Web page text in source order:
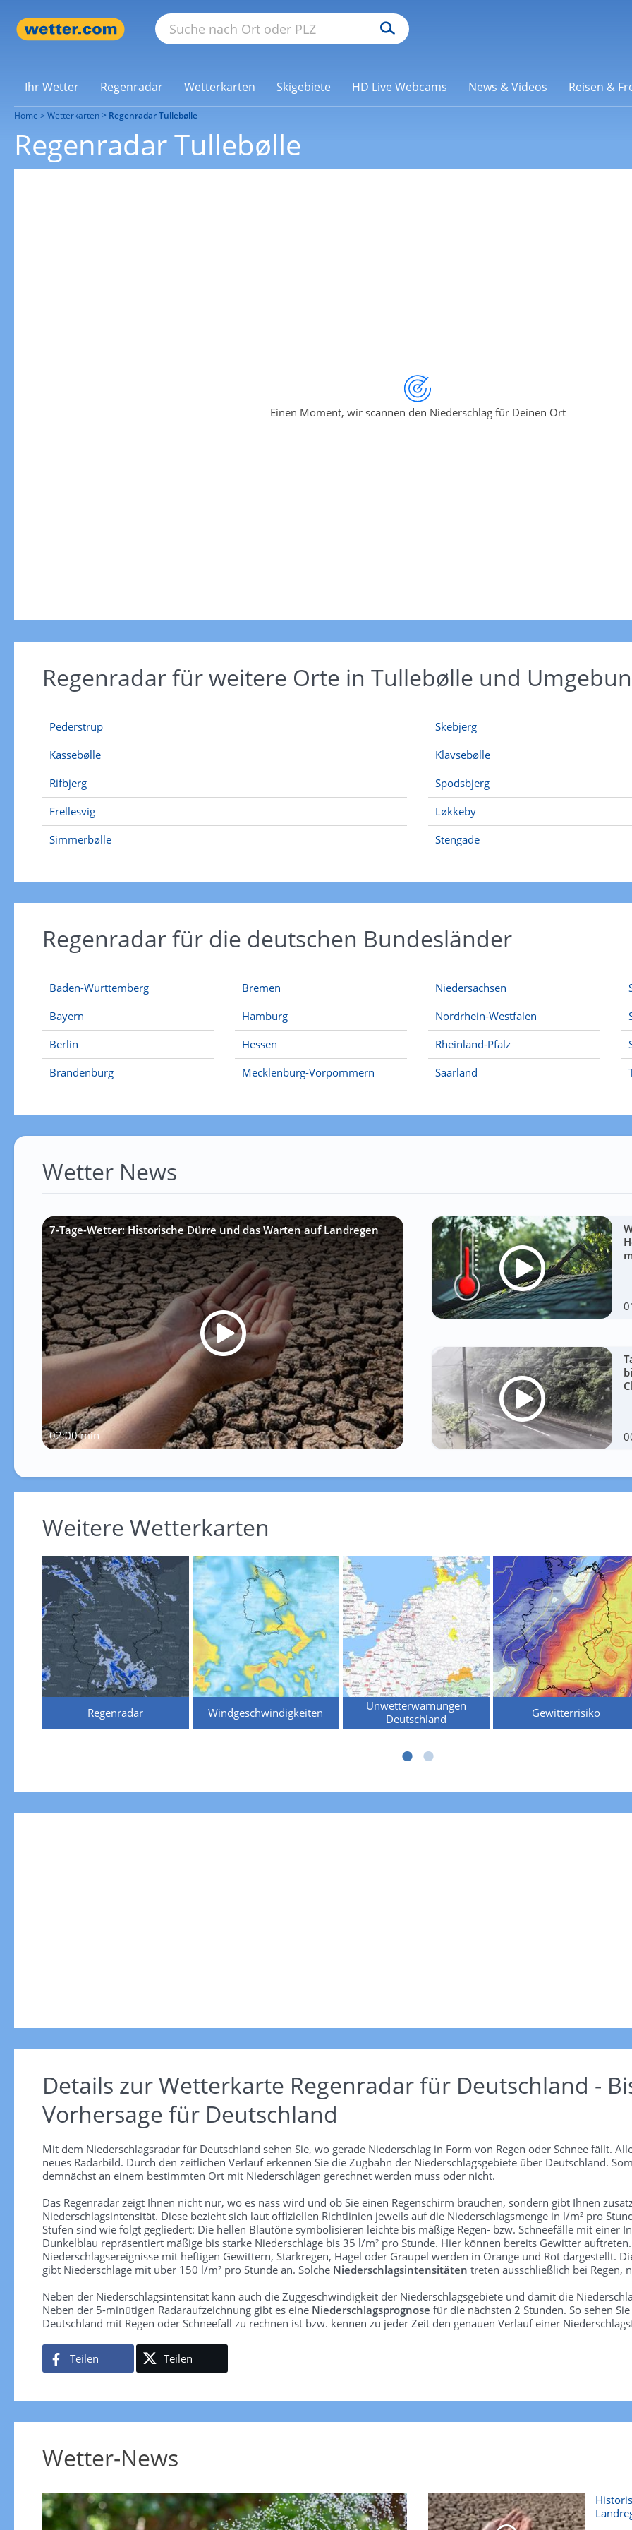
Ihr Wetter Regenradar Wetterkarten Skigebiete HD Live Webcams News & Videos Reisen &
Home Wetterkarten Regenradar Tullebølle
Regenradar Tullebølle
Einen Moment, wir scannen den Niederschlag für Deinen Ort
Regenradar für weitere Orte in Tullebølle und
Pederstrup
Kassebølle
Rifbjerg
Frellesvig
Simmerbølle
Skebjerg
Klavsebølle
Spodsbjerg
Løkkeby
Stengade
Regenradar für die deutschen Bundesländer
Baden-Württemberg
Bayern
Berlin
Brandenburg
Bremen
Hamburg
Hessen
Mecklenburg-Vorpommern
Niedersachsen
Nordrhein-Westfalen
Rheinland-Pfalz
Saarland
Wetter News
7-Tage-Wetter: Historische Dürre und das Warten auf Landregen
02:00 min
Weitere Wetterkarten
Regenradar Windgeschwindigkeiten
Unwetterwarnungen
Deutschland
Gewitterrisiko
Details zur Wetterkarte Regenradar für Deutschland -
Vorhersage für Deutschland
Mit dem Niederschlagsradar für Deutschland sehen Sie, wo gerade Niederschlag in Form von Regen oder Schnee fällt.
neues Radarbild. Durch den zeitlichen Verlauf erkennen Sie die Zugbahn der Niederschlagsgebiete über Deutschland.
demnächst an einem bestimmten Ort mit Niederschlägen gerechnet werden muss oder nicht.
Das Regenradar zeigt Ihnen nicht nur, wo es nass wird und ob Sie einen Regenschirm brauchen, sondern gibt Ihnen
Niederschlagsintensität. Diese bezieht sich laut offiziellen Richtlinien jeweils auf die Niederschlagsmenge in l/m² pro
Stufen sind wie folgt gegliedert: Die hellen Blautöne symbolisieren leichte bis mäßige Regen- bzw. Schneefälle mit einer
Dunkelblau repräsentiert mäßige bis starke Niederschläge bis 35 l/m² pro Stunde. Hier können bereits Gewitter
Niederschlagsereignisse mit heftigen Gewittern, Starkregen, Hagel oder Graupel werden in Orange und Rot dargestellt.
gibt Niederschläge mit über 150 l/m² pro Stunde an. Solche Niederschlagsintensitäten treten ausschließlich bei Regen,
Neben der Niederschlagsintensität kann auch die Zuggeschwindigkeit der Niederschlagsgebiete und damit die
Neben der 5-minütigen Radaraufzeichnung gibt es eine Niederschlagsprognose für die nächsten 2 Stunden. So sehen
Deutschland mit Regen oder Schneefall zu rechnen ist bzw. kennen zu jeder Zeit den genauen Verlauf einer
Teilen Teilen
Wetter-News